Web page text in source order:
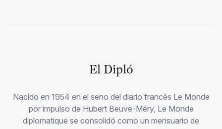
El Dipló
Nacido en 1954 en el seno del diario francés Le Monde
por impulso de Hubert Beuve-Méry, Le Monde
diplomatique se consolidó como un mensuario de